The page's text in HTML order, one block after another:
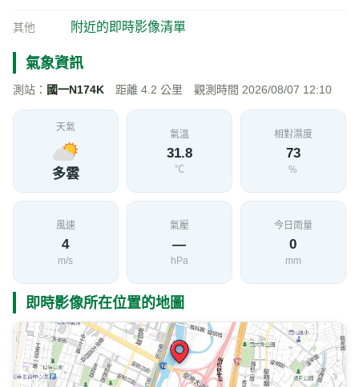
其他 附近的即時影像清單
氣象資訊
測站： 國一N174K 距離 4.2 公里 觀測時間 2026/08/07 12:10
天氣
多雲
氣溫
31.8
℃
相對濕度
73
%
風速
4
m/s
氣壓
—
hPa
今日雨量
0
mm
即時影像所在位置的地圖